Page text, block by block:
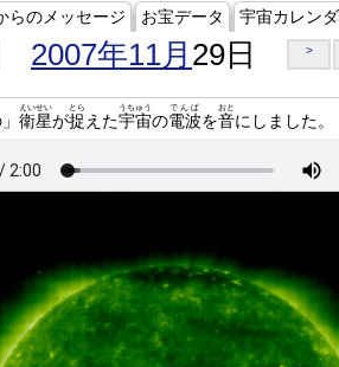
らのメッセージ お宝データ 宇宙カレン
2007年11月 29日 >
衛星
えいせい
が捉
とら
えた宇宙
うちゅう
の電波
でんぱ
を音
おと
にしました。